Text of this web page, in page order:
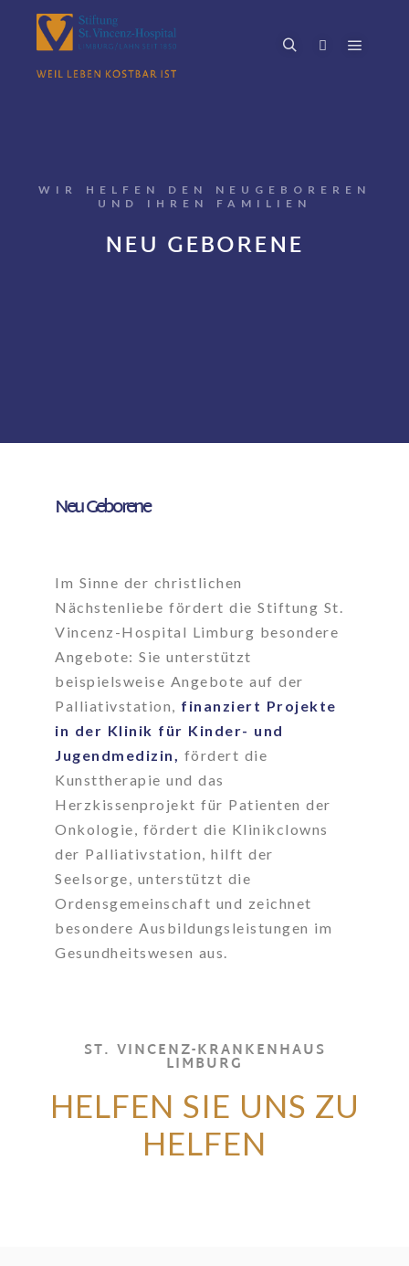
WIR HELFEN DEN NEUGEBOREREN
UND IHREN FAMILIEN
NEU GEBORENE
Neu Geborene
Im Sinne der christlichen
Nächstenliebe fördert die Stiftung St.
Vincenz-Hospital Limburg besondere
Angebote: Sie unterstützt
beispielsweise Angebote auf der
Palliativstation, finanziert Projekte
in der Klinik für Kinder- und
Jugendmedizin, fördert die
Kunsttherapie und das
Herzkissenprojekt für Patienten der
Onkologie, fördert die Klinikclowns
der Palliativstation, hilft der
Seelsorge, unterstützt die
Ordensgemeinschaft und zeichnet
besondere Ausbildungsleistungen im
Gesundheitswesen aus.
ST. VINCENZ-KRANKENHAUS
LIMBURG
HELFEN SIE UNS ZU
HELFEN